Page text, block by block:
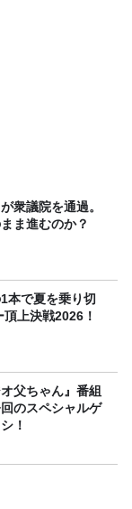
衆議院を通過。
ま進むのか？
本で夏を乗り切
上決戦2026！
父ちゃん』番組
のスペシャルゲ
！